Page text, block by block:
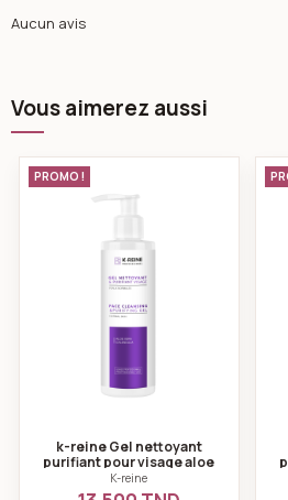
Aucun avis
Vous aimerez aussi
k-reine Gel nettoyant
PROMO !
k-reine Gel nettoyant
purifiant pour visage aloe
vera- calendula 200ml
K-reine